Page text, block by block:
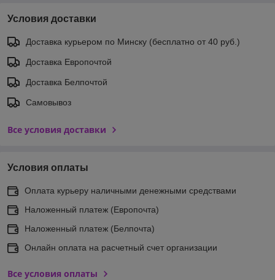
Условия доставки
Доставка курьером по Минску (бесплатно от 40 руб.)
Доставка Европочтой
Доставка Белпочтой
Самовывоз
Все условия доставки
Условия оплаты
Оплата курьеру наличными денежными средствами
Наложенный платеж (Европочта)
Наложенный платеж (Белпочта)
Онлайн оплата на расчетный счет организации
Все условия оплаты